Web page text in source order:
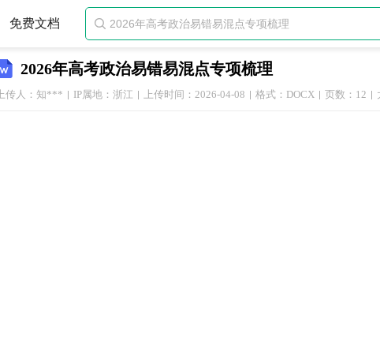
免费文档 
2026年高考政治易错易混点专项梳理
上传人：知*** IP属地：浙江 上传时间：2026-04-08 格式：DOCX 页数：12